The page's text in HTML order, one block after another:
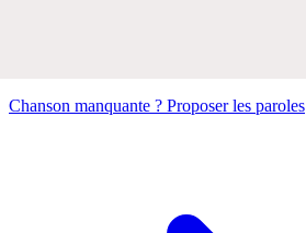
Chanson manquante ? Proposer les paroles